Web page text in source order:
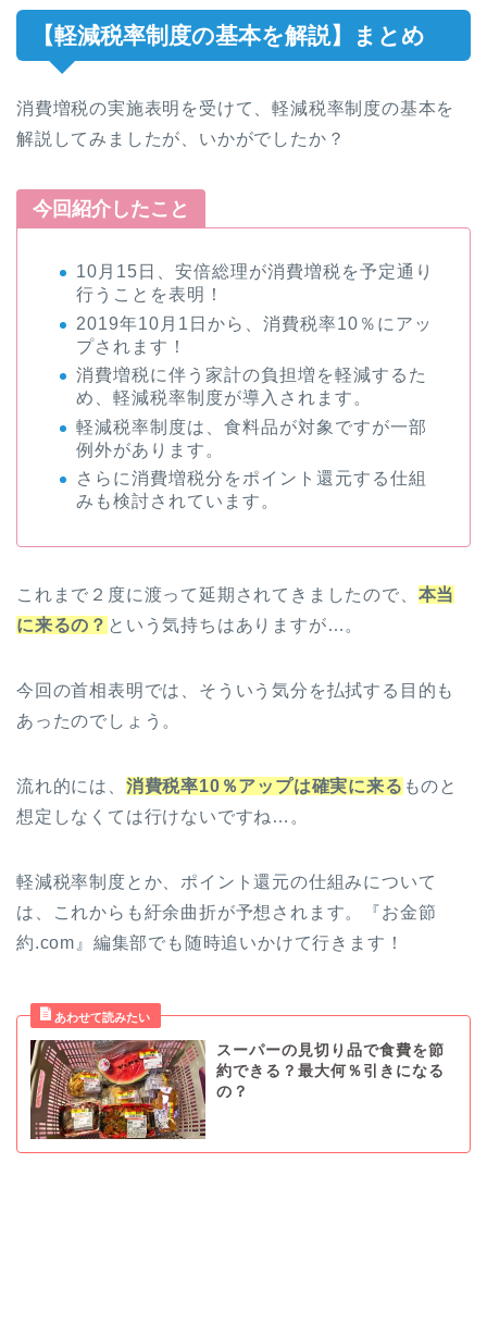
【軽減税率制度の基本を解説】まとめ
消費増税の実施表明を受けて、軽減税率制度の基本を
解説してみましたが、いかがでしたか？
今回紹介したこと
10月15日、安倍総理が消費増税を予定通り
行うことを表明！
2019年10月1日から、消費税率10％にアッ
プされます！
消費増税に伴う家計の負担増を軽減するた
め、軽減税率制度が導入されます。
軽減税率制度は、食料品が対象ですが一部
例外があります。
さらに消費増税分をポイント還元する仕組
みも検討されています。
これまで２度に渡って延期されてきましたので、 本当
に来るの？ という気持ちはありますが…。
今回の首相表明では、そういう気分を払拭する目的も
あったのでしょう。
流れ的には、 消費税率10％アップは確実に来る ものと
想定しなくては行けないですね…。
軽減税率制度とか、ポイント還元の仕組みについて
は、これからも紆余曲折が予想されます。『お金節
約.com』編集部でも随時追いかけて行きます！
スーパーの見切り品で食費を節
約できる？最大何％引きになる
の？